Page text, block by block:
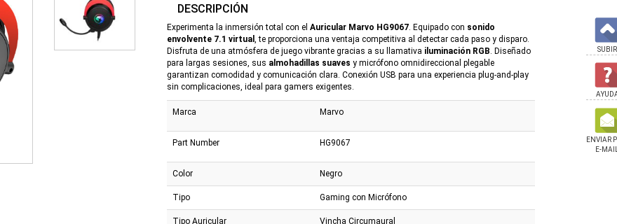
DESCRIPCIÓN
Experimenta la inmersión total con el Auricular Marvo HG9067 . Equipado con sonido
envolvente 7.1 virtual , te proporciona una ventaja competitiva al detectar cada paso y disparo.
Disfruta de una atmósfera de juego vibrante gracias a su llamativa iluminación RGB . Diseñado
para largas sesiones, sus almohadillas suaves y micrófono omnidireccional plegable
garantizan comodidad y comunicación clara. Conexión USB para una experiencia plug-and-play
sin complicaciones, ideal para gamers exigentes.
Marca Marvo
Part Number HG9067
Color Negro
Tipo Gaming con Micrófono
Tipo Auricular Vincha Circumaural
SUBIR
ENVIAR
E-